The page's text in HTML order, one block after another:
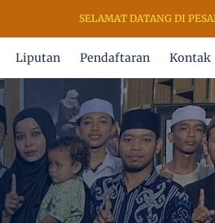
SELAMAT DATANG DI
Liputan Pendaftaran Kontak